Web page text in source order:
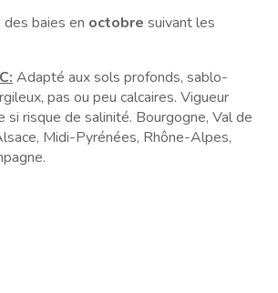
des baies en octobre suivant les
Adapté aux sols profonds, sablo-
pas ou peu calcaires. Vigueur
si risque de salinité. Bourgogne, Val de
Midi-Pyrénées, Rhône-Alpes,